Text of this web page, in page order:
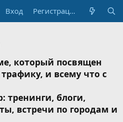
Вход Регистрация
который посвящен
и всему что с
тренинги, блоги,
встречи по городам и